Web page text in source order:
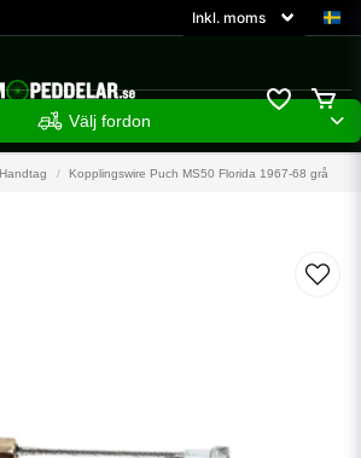
Välj fordon
Kopplingswire Puch MS50 Florida 1967-68 grå